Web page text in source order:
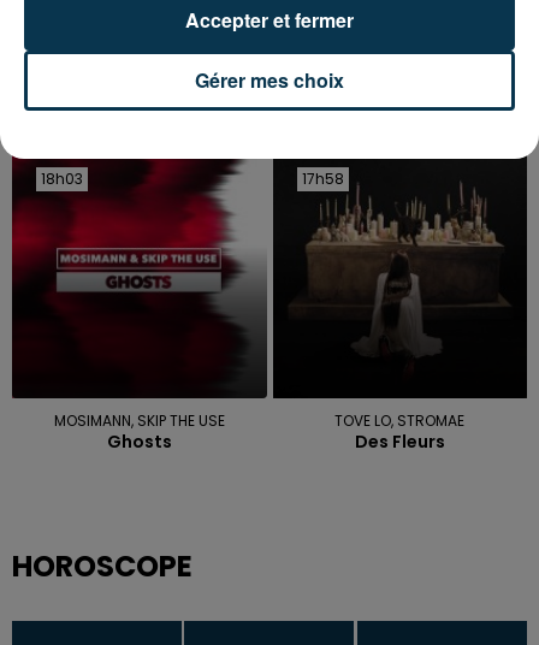
GIMS THE WEEKND
18h03
18h03
MOSIMANN, SKIP THE USE
Ghosts
17h58
17h58
TOVE LO, STROMAE
Des Fleurs
HOROSCOPE
Gérer mes choix
Accepter et fermer